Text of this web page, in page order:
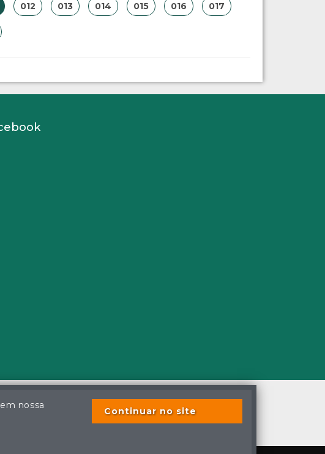
012 013 014 015 016 017
- Todos os direitos reservados
em penas previstas em lei.
nossa
Continuar no site